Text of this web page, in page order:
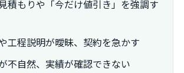
積もりや「今だけ値引き」を強調す
工程説明が曖昧、契約を急かす
不自然、実績が確認できない